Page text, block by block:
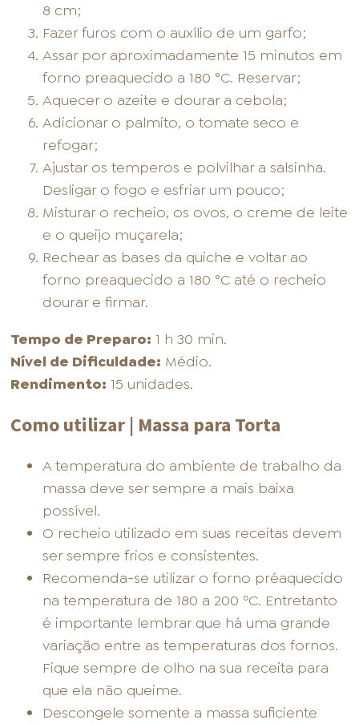
8 cm;
Fazer furos com o auxílio de um garfo;
Assar por aproximadamente 15 minutos em
forno preaquecido a 180 °C. Reservar;
Aquecer o azeite e dourar a cebola;
Adicionar o palmito, o tomate seco e
refogar;
Ajustar os temperos e polvilhar a salsinha.
Desligar o fogo e esfriar um pouco;
Misturar o recheio, os ovos, o creme de leite
e o queijo muçarela;
Rechear as bases da quiche e voltar ao
forno preaquecido a 180 °C até o recheio
dourar e firmar.
Tempo de Preparo: 1 h 30 min.
Nível de Dificuldade: Médio.
Rendimento: 15 unidades.
Como utilizar | Massa para Torta
A temperatura do ambiente de trabalho da
massa deve ser sempre a mais baixa
possível.
O recheio utilizado em suas receitas devem
ser sempre frios e consistentes.
Recomenda-se utilizar o forno préaquecido
na temperatura de 180 a 200 ºC. Entretanto
é importante lembrar que há uma grande
variação entre as temperaturas dos fornos.
Fique sempre de olho na sua receita para
que ela não queime.
Descongele somente a massa suficiente